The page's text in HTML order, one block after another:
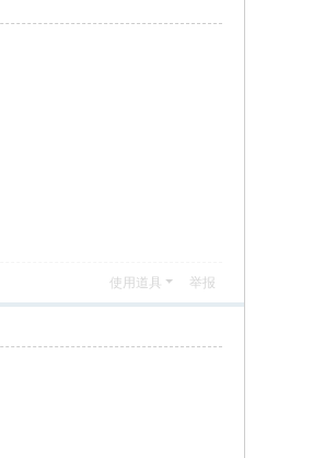
使用道具 举报